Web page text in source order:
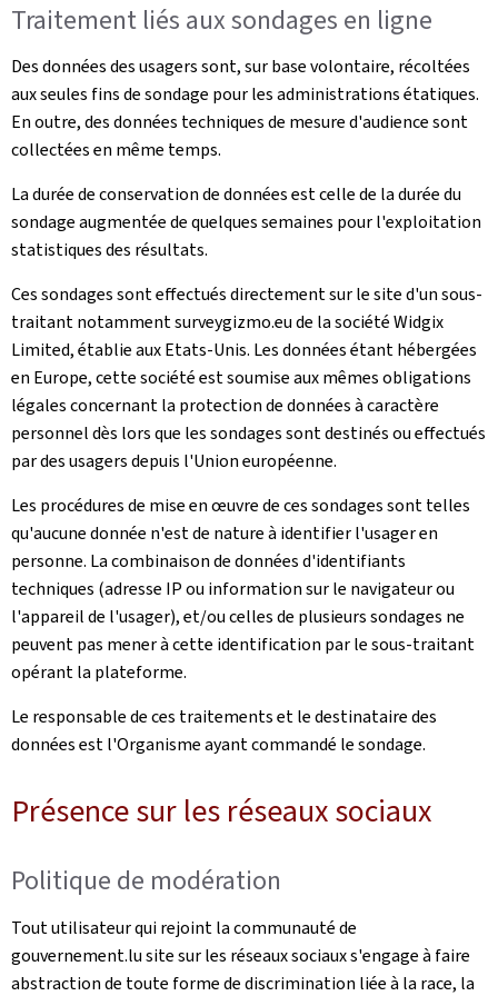
Traitement liés aux sondages en ligne
Des données des usagers sont, sur base volontaire, récoltées
aux seules fins de sondage pour les administrations étatiques.
En outre, des données techniques de mesure d'audience sont
collectées en même temps.
La durée de conservation de données est celle de la durée du
sondage augmentée de quelques semaines pour l'exploitation
statistiques des résultats.
Ces sondages sont effectués directement sur le site d'un sous-
traitant notamment surveygizmo.eu de la société Widgix
Limited, établie aux Etats-Unis. Les données étant hébergées
en Europe, cette société est soumise aux mêmes obligations
légales concernant la protection de données à caractère
personnel dès lors que les sondages sont destinés ou effectués
par des usagers depuis l'Union européenne.
Les procédures de mise en œuvre de ces sondages sont telles
qu'aucune donnée n'est de nature à identifier l'usager en
personne. La combinaison de données d'identifiants
techniques (adresse IP ou information sur le navigateur ou
l'appareil de l'usager), et/ou celles de plusieurs sondages ne
peuvent pas mener à cette identification par le sous-traitant
opérant la plateforme.
Le responsable de ces traitements et le destinataire des
données est l'Organisme ayant commandé le sondage.
Présence sur les réseaux sociaux
Politique de modération
Tout utilisateur qui rejoint la communauté de
gouvernement.lu site sur les réseaux sociaux s'engage à faire
abstraction de toute forme de discrimination liée à la race, la